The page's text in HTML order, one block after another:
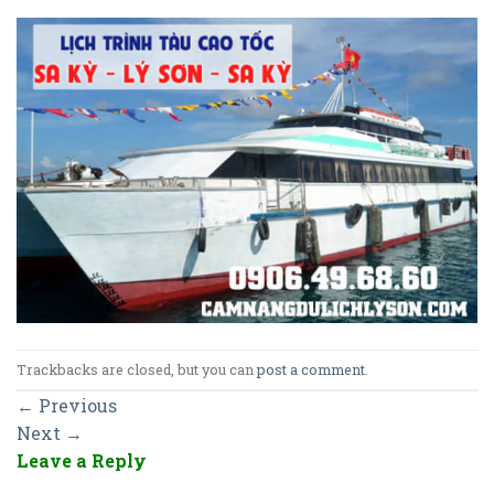
Trackbacks are closed, but you canpost a comment
← Previous
Next →
Leave a Reply